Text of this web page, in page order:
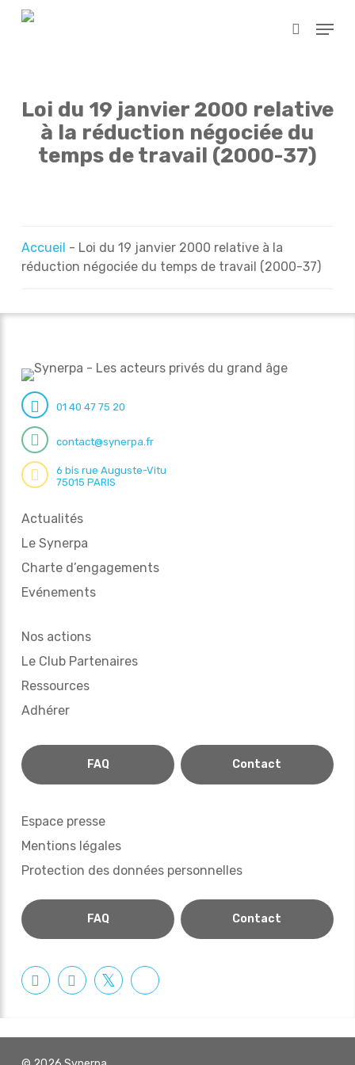
Skip
search
Menu
Loi du 19 janvier 2000 relative
à la réduction négociée du
temps de travail (2000-37)
Accueil - Loi du 19 janvier 2000 relative à la
réduction négociée du temps de travail (2000-37)
01 40 47 75 20
contact@synerpa.fr
6 bis rue Auguste-Vitu
75015 PARIS
Actualités
Le Synerpa
Charte d’engagements
Evénements
Nos actions
Le Club Partenaires
Ressources
Adhérer
FAQ Contact
Espace presse
Mentions légales
Protection des données personnelles
FAQ Contact